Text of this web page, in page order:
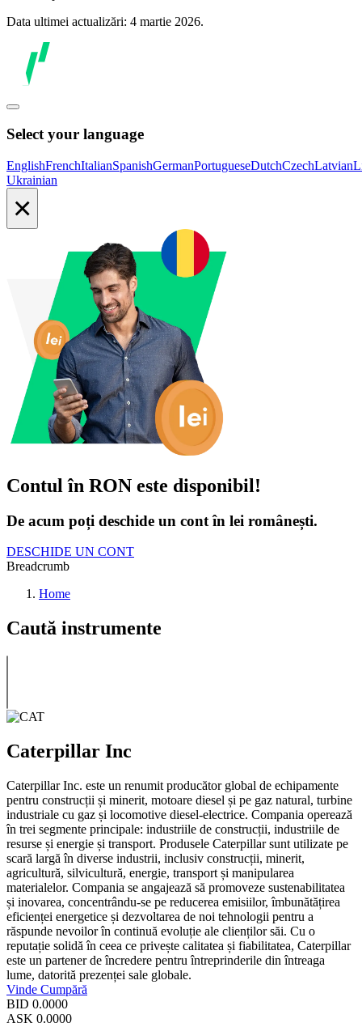
Data ultimei actualizări: 4 martie 2026.
Select your language
EnglishFrenchItalianSpanishGermanPortugueseDutchCzechLatvian
Ukrainian
×
Contul în RON este disponibil!
De acum poți deschide un cont în lei românești.
DESCHIDE UN CONT
Breadcrumb
Home
Caută instrumente
Caterpillar Inc
Caterpillar Inc. este un renumit producător global de echipamente
pentru construcții și minerit, motoare diesel și pe gaz natural, turbine
industriale cu gaz și locomotive diesel-electrice. Compania operează
în trei segmente principale: industriile de construcții, industriile de
resurse și energie și transport. Produsele Caterpillar sunt utilizate pe
scară largă în diverse industrii, inclusiv construcții, minerit,
agricultură, silvicultură, energie, transport și manipularea
materialelor. Compania se angajează să promoveze sustenabilitatea
și inovarea, concentrându-se pe reducerea emisiilor, îmbunătățirea
eficienței energetice și dezvoltarea de noi tehnologii pentru a
răspunde nevoilor în continuă evoluție ale clienților săi. Cu o
reputație solidă în ceea ce privește calitatea și fiabilitatea, Caterpillar
este un partener de încredere pentru întreprinderile din întreaga
lume, datorită prezenței sale globale.
Vinde Cumpără
BID 0.0000
ASK 0.0000